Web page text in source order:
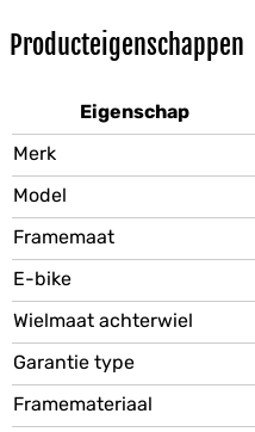
Producteigenschappen
Eigenschap
Merk
Model
Framemaat
E-bike
Wielmaat achterwiel
Garantie type
Framemateriaal